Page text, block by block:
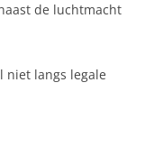
de luchtmacht
niet langs legale